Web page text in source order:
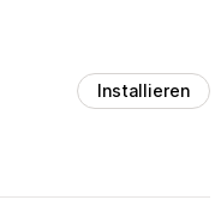
Installieren